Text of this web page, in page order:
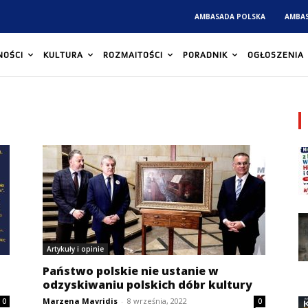
AMBASADA POLSKA
KULTURA ROZMAITOŚCI PORADNIK OGŁOSZENIA
0
Artykuły i opinie
Państwo polskie nie ustanie w
odzyskiwaniu polskich dóbr kultury
Marzena Mavridis - 8 września, 2022 0